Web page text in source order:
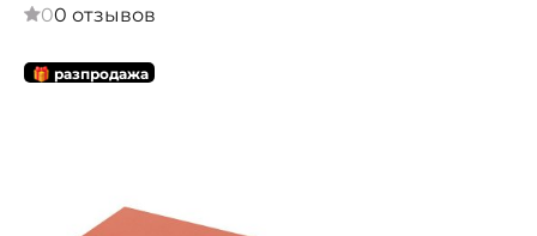
00 отзывов
🎁 разпродажа